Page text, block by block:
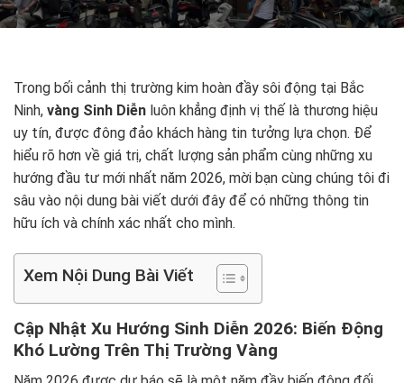
Trong bối cảnh thị trường kim hoàn đầy sôi động tại Bắc
Ninh, vàng Sinh Diễn luôn khẳng định vị thế là thương hiệu
uy tín, được đông đảo khách hàng tin tưởng lựa chọn. Để
hiểu rõ hơn về giá trị, chất lượng sản phẩm cùng những xu
hướng đầu tư mới nhất năm 2026, mời bạn cùng chúng tôi đi
sâu vào nội dung bài viết dưới đây để có những thông tin
hữu ích và chính xác nhất cho mình.
Xem Nội Dung Bài Viết
Cập Nhật Xu Hướng Sinh Diễn 2026: Biến Động
Khó Lường Trên Thị Trường Vàng